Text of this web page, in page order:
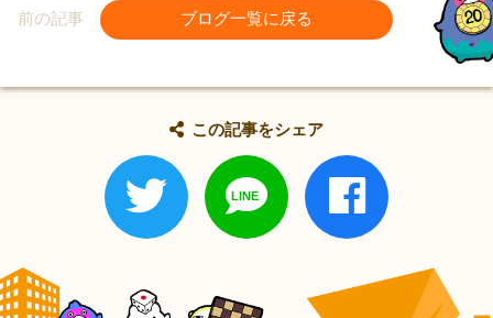
前の記事 ブログ一覧に戻る
この記事をシェア